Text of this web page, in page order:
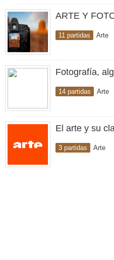
ARTE Y
11 partidas Arte
Fotografía,
14 partidas Arte
El arte y su
3 partidas Arte